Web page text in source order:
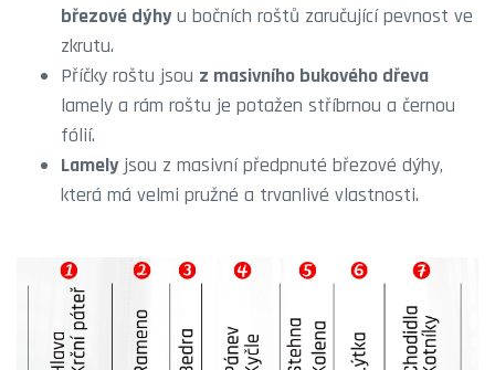
březové dýhy u bočních roštů zaručující pevnost ve
zkrutu.
Příčky roštu jsou z masivního bukového dřeva
lamely a rám roštu je potažen stříbrnou a černou
fólií.
Lamely jsou z masivní předpnuté březové dýhy,
která má velmi pružné a trvanlivé vlastnosti.